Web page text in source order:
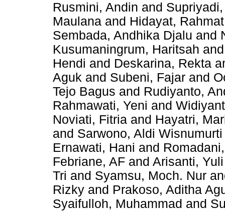
Rusmini, Andin and
Maulana and Hidayat, Rahmat
Sembada, Andhika Djalu and
Kusumaningrum, Haritsah
Hendi and Deskarina, Rekta
Aguk and Subeni, Fajar and
Tejo Bagus and Rudiyanto,
Rahmawati, Yeni and
Noviati, Fitria and Hayatri,
and Sarwono, Aldi Wisnumurti
Ernawati, Hani and
Febriane, AF and Arisanti, Yuli
Tri and Syamsu, Moch. Nur
Rizky and Prakoso, Aditha
Syaifulloh, Muhammad and